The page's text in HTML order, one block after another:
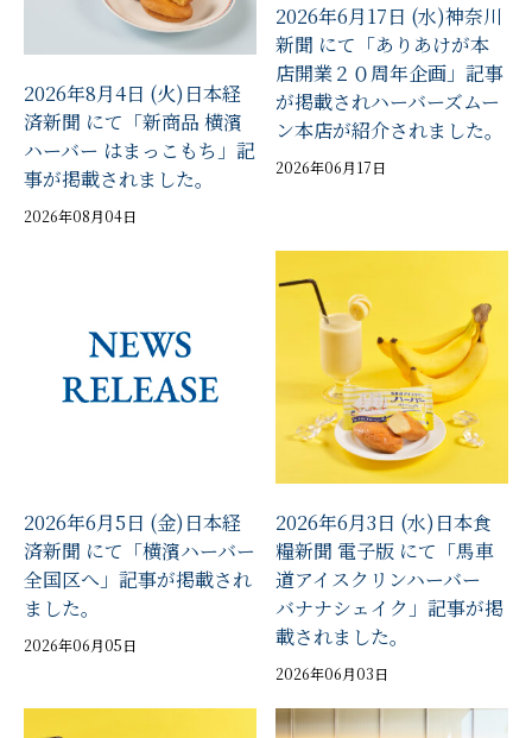
2026年8月4日 (火)日本経
済新聞 にて「新商品 横濱
ハーバー はまっこもち」記
事が掲載されました。
2026年08月04日
2026年6月17日 (水)神奈川
新聞 にて「ありあけが本
店開業２０周年企画」記事
が掲載されハーバーズムー
ン本店が紹介されました。
2026年06月17日
2026年6月5日 (金)日本経
済新聞 にて「横濱ハーバー
全国区へ」記事が掲載され
ました。
2026年06月05日
2026年6月3日 (水)日本食
糧新聞 電子版 にて「馬車
道アイスクリンハーバー
バナナシェイク」記事が掲
載されました。
2026年06月03日